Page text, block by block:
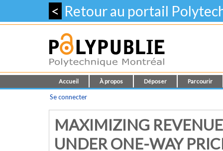
< Retour au portail
Accueil À propos Déposer Parcourir
Se connecter
MAXIMIZING
UNDER ONE-WAY